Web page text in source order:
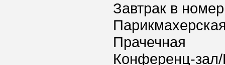
Завтрак в номер
Прачечная
Конференц-